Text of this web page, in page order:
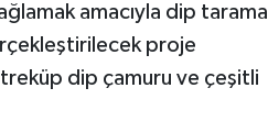
amacıyla dip tarama
proje
dip çamuru ve çeşitli